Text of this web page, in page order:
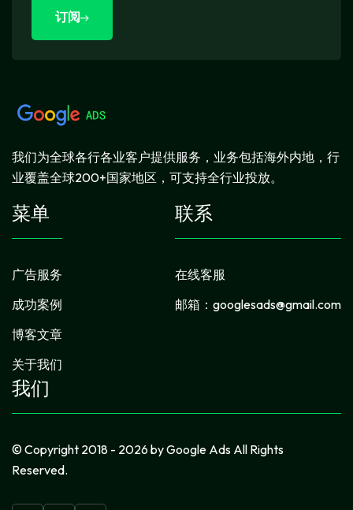
订阅
我们为全球各行各业客户提供服务，业务包括海外内地，行
业覆盖全球200+国家地区，可支持全行业投放。
菜单
广告服务
成功案例
博客文章
关于我们
联系
在线客服
邮箱： googlesads@gmail.com
我们
© Copyright 2018 - 2026 by Google Ads All Rights
Reserved.